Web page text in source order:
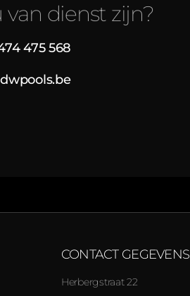
dienst zijn?
475 568
CONTACT GEGEVENS
Herbergstraat 22